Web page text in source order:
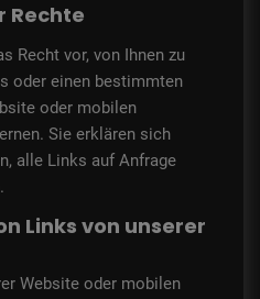
Rechte
Recht vor, von Ihnen zu
oder einen bestimmten
oder mobilen
Sie erklären sich
alle Links auf Anfrage
Links von unserer
Website oder mobilen